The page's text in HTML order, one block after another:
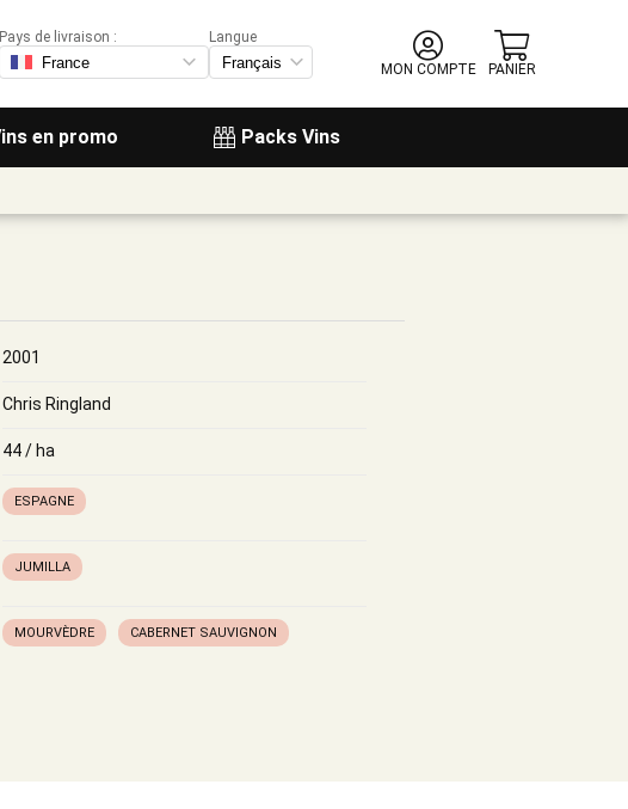
en promo Packs Vins
Pays de livraison :
Langue
MON COMPTE
PANIER
2001
Chris Ringland
44 / ha
ESPAGNE
JUMILLA
MOURVÈDRE CABERNET SAUVIGNON